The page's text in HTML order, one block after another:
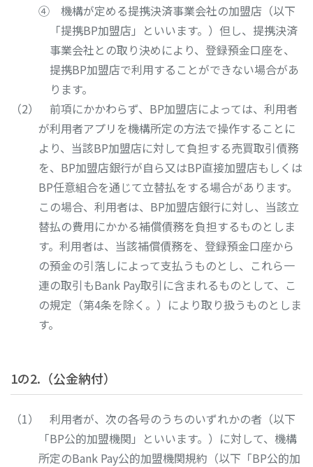
④ 機構が定める提携決済事業会社の加盟店（以下
「提携BP加盟店」といいます。）但し、提携決済
事業会社との取り決めにより、登録預金口座を、
提携BP加盟店で利用することができない場合があ
ります。
前項にかかわらず、BP加盟店によっては、利用者
が利用者アプリを機構所定の方法で操作することに
より、当該BP加盟店に対して負担する売買取引債務
を、BP加盟店銀行が自ら又はBP直接加盟店もしくは
BP任意組合を通じて立替払をする場合があります。
この場合、利用者は、BP加盟店銀行に対し、当該立
替払の費用にかかる補償債務を負担するものとしま
す。利用者は、当該補償債務を、登録預金口座から
の預金の引落しによって支払うものとし、これら一
連の取引もBank Pay取引に含まれるものとして、こ
の規定（第4条を除く。）により取り扱うものとしま
す。
1の2.（公金納付）
利用者が、次の各号のうちのいずれかの者（以下
「BP公的加盟機関」といいます。）に対して、機構
所定のBank Pay公的加盟機関規約（以下「BP公的加